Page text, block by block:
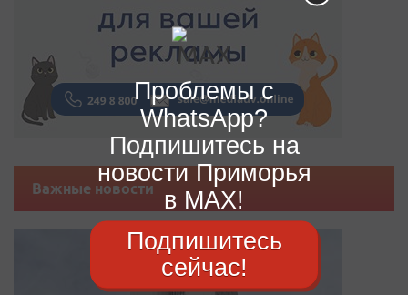
Важные новости
Проблемы с
WhatsApp?
Подпишитесь на
новости Приморья
в MAX!
Подпишитесь
сейчас!